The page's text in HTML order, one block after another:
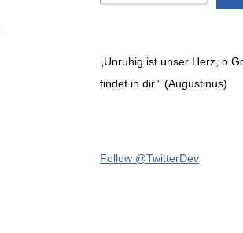
„Unruhig ist unser Herz, o
findet in dir.“ (Augustinus)
Follow @TwitterDev